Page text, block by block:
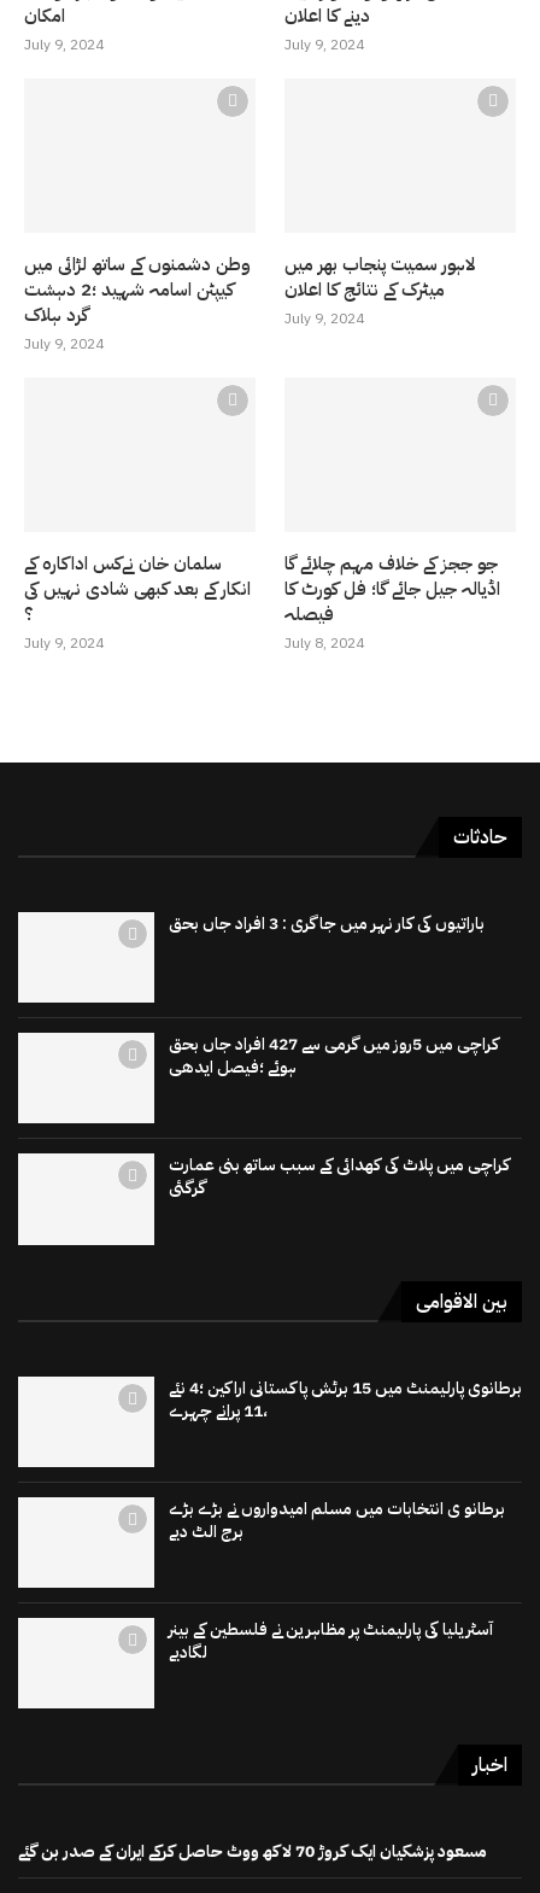
امکان
July 9, 2024
دینے کا اعلان
July 9, 2024
وطن دشمنوں کے ساتھ لڑائی میں
کیپٹن اسامہ شہید ؛2 دہشت
گرد ہلاک
July 9, 2024
لاہور سمیت پنجاب بھر میں
میٹرک کے نتائج کا اعلان
July 9, 2024
سلمان خان نےکس اداکارہ کے
انکار کے بعد کبھی شادی نہیں کی
؟
July 9, 2024
جو ججز کے خلاف مہم چلائے گا
اڈیالہ جیل جائے گا؛ فل کورٹ کا
فیصلہ
July 8, 2024
حادثات
باراتیوں کی کار نہر میں جاگری : 3 افراد جاں بحق
کراچی میں 5روز میں گرمی سے 427 افراد جاں بحق
ہوئے ؛فیصل ایدھی
کراچی میں پلاٹ کی کھدائی کے سبب ساتھ بنی عمارت
گرگئی
بین الاقوامی
برطانوی پارلیمنٹ میں 15 برٹش پاکستانی اراکین ؛4 نئے
،11 پرانے چہرے
برطانو ی انتخابات میں مسلم امیدواروں نے بڑے بڑے
برج الٹ دیے
آسٹریلیا کی پارلیمنٹ پر مظاہرین نے فلسطین کے بینر
لگادیے
اخبار
مسعود پزشکیان ایک کروڑ 70 لاکھ ووٹ حاصل کرکے ایران کے صدر بن گئے